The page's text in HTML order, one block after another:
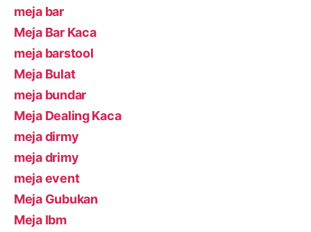
meja bar
Meja Bar Kaca
meja barstool
Meja Bulat
meja bundar
Meja Dealing Kaca
meja dirmy
meja drimy
meja event
Meja Gubukan
Meja Ibm